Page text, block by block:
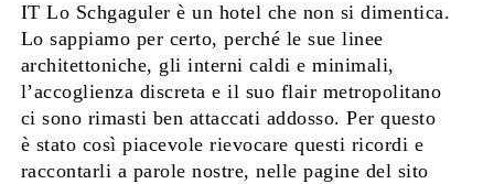
IT Lo Schgaguler è un hotel che non si dimentica.
Lo sappiamo per certo, perché le sue linee
architettoniche, gli interni caldi e minimali,
l’accoglienza discreta e il suo flair metropolitano
ci sono rimasti ben attaccati addosso. Per questo
è stato così piacevole rievocare questi ricordi e
raccontarli a parole nostre, nelle pagine del sito